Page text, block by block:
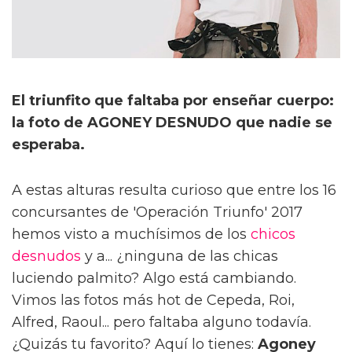
El triunfito que faltaba por enseñar cuerpo:
la foto de AGONEY DESNUDO que nadie se
esperaba.
A estas alturas resulta curioso que entre los 16
concursantes de 'Operación Triunfo' 2017
hemos visto a muchísimos de los chicos
desnudos y a... ¿ninguna de las chicas
luciendo palmito? Algo está cambiando.
Vimos las fotos más hot de Cepeda, Roi,
Alfred, Raoul... pero faltaba alguno todavía.
¿Quizás tu favorito? Aquí lo tienes: Agoney